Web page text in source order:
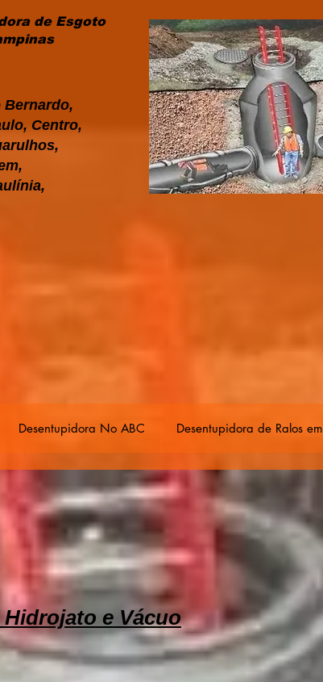
de Esgoto
Bernardo,
Centro,
Desentupidora No ABC Desentupidora de Ralos em
e Vácuo